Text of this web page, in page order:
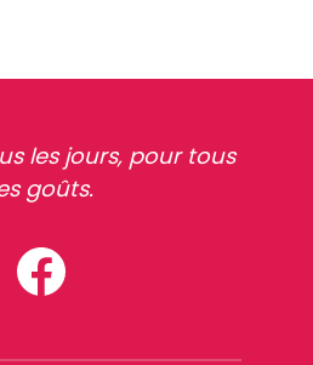
les jours, pour tous
goûts.